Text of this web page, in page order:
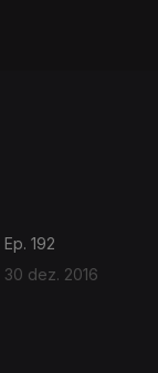
Ep. 192
30 dez. 2016